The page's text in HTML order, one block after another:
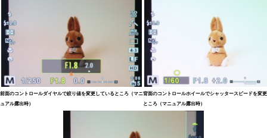
前面のコントロールダイヤルで絞り値を変更しているところ（マニ
ュアル露出時）
背面のコントロールホイールでシャッタースピードを変
ところ（マニュアル露出時）